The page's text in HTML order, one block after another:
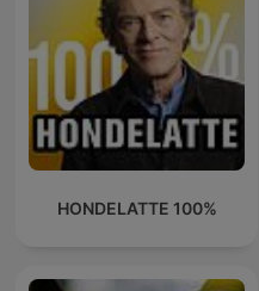
100% HONDELATTE